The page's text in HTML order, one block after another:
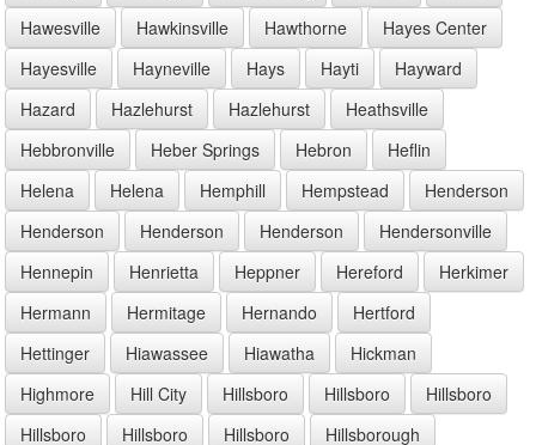
Hawesville
Hawkinsville Hawthorne
Hayes Center
Hayesville
Hayneville Hays Hayti
Hayward
Hazard
Hazlehurst Hazlehurst
Heathsville
Hebbronville
Heber Springs Hebron
Heflin
Helena
Helena Hemphill Hempstead
Henderson
Henderson
Henderson Henderson
Hendersonville
Hennepin
Henrietta Heppner Hereford
Herkimer
Hermann
Hermitage Hernando
Hertford
Hettinger
Hiawassee Hiawatha
Hickman
Highmore
Hill City Hillsboro Hillsboro
Hillsboro
Hillsboro
Hillsboro Hillsboro
Hillsborough